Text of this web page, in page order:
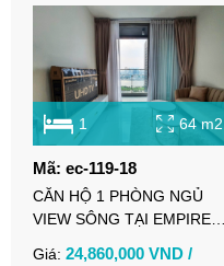
1 64 m2
Mã: ec-119-18
CĂN HỘ 1 PHÒNG NGỦ
VIEW SÔNG TẠI EMPIRE
Giá: 24,860,000 VND /